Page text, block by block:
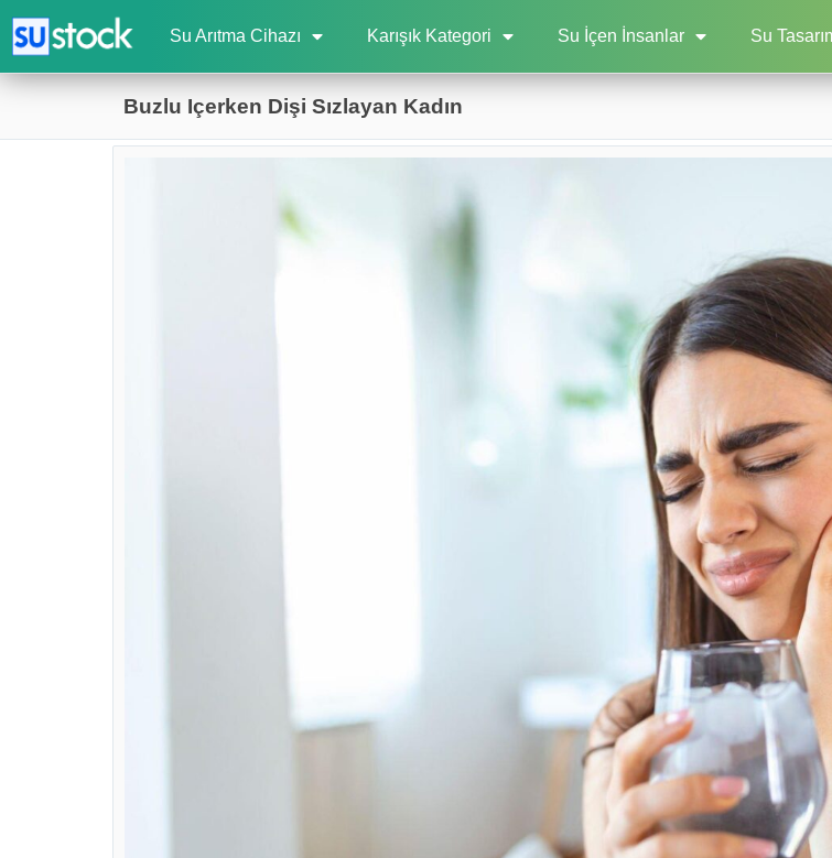
Su Arıtma Cihazı Karışık Kategori Su İçen İnsanlar Su
Buzlu Içerken Dişi Sızlayan Kadın